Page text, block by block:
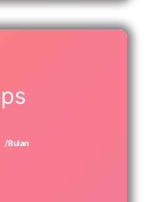
/Bulan